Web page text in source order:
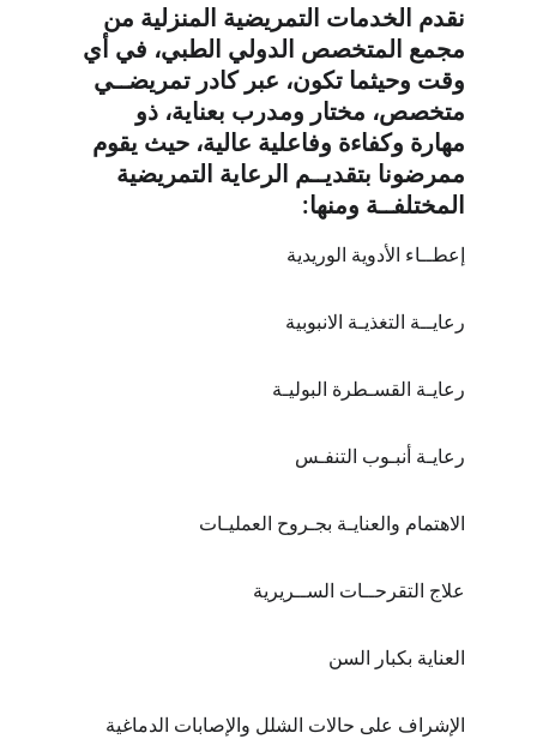
نقدم الخدمات التمريضية المنزلية من
مجمع المتخصص الدولي الطبي، في أي
وقت وحيثما تكون، عبر كادر تمريضــي
متخصص، مختار ومدرب بعناية، ذو
مهارة وكفاءة وفاعلية عالية، حيث يقوم
ممرضونا بتقديــم الرعاية التمريضية
المختلفــة ومنها:
إعطــاء الأدوية الوريدية
رعايــة التغذيـة الانبوبية
رعايـة القسـطرة البوليـة
رعايـة أنبـوب التنفـس
الاهتمام والعنايـة بجـروح العمليـات
علاج التقرحــات الســريرية
العناية بكبار السن
الإشراف على حالات الشلل والإصابات الدماغية